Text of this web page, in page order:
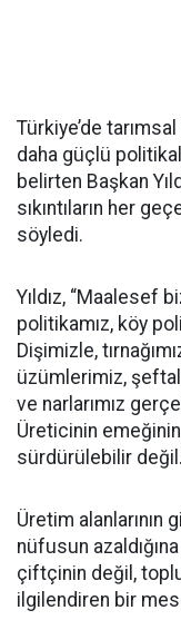
Türkiye’de
daha güçlü
belirten Başkan
sıkıntıların her
söyledi.
Yıldız, “Maalesef
politikamız, köy
Dişimizle,
üzümlerimiz,
ve narlarımız
Üreticinin emeğinin
sürdürülebilir
Üretim alanlarının
nüfusun
çiftçinin değil,
ilgilendiren bir